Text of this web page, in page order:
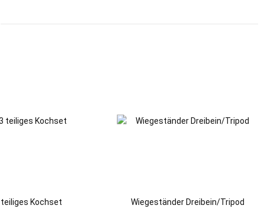
Kochset Wiegeständer Dreibein/Tripod